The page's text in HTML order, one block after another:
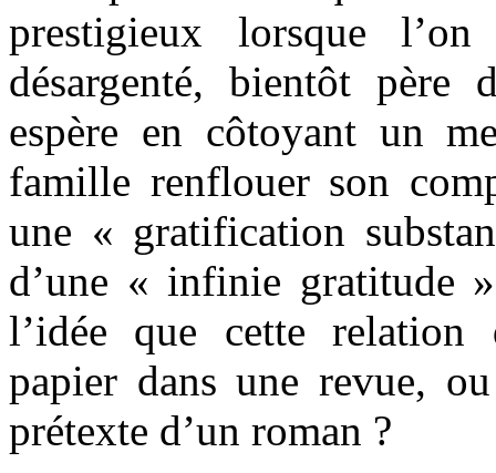
prestigieux lorsque
désargenté, bientôt
espère en côtoyant un
famille renflouer son
une « gratification
d’une « infinie gratitude
l’idée que cette relation
papier dans une revue,
prétexte d’un roman ?